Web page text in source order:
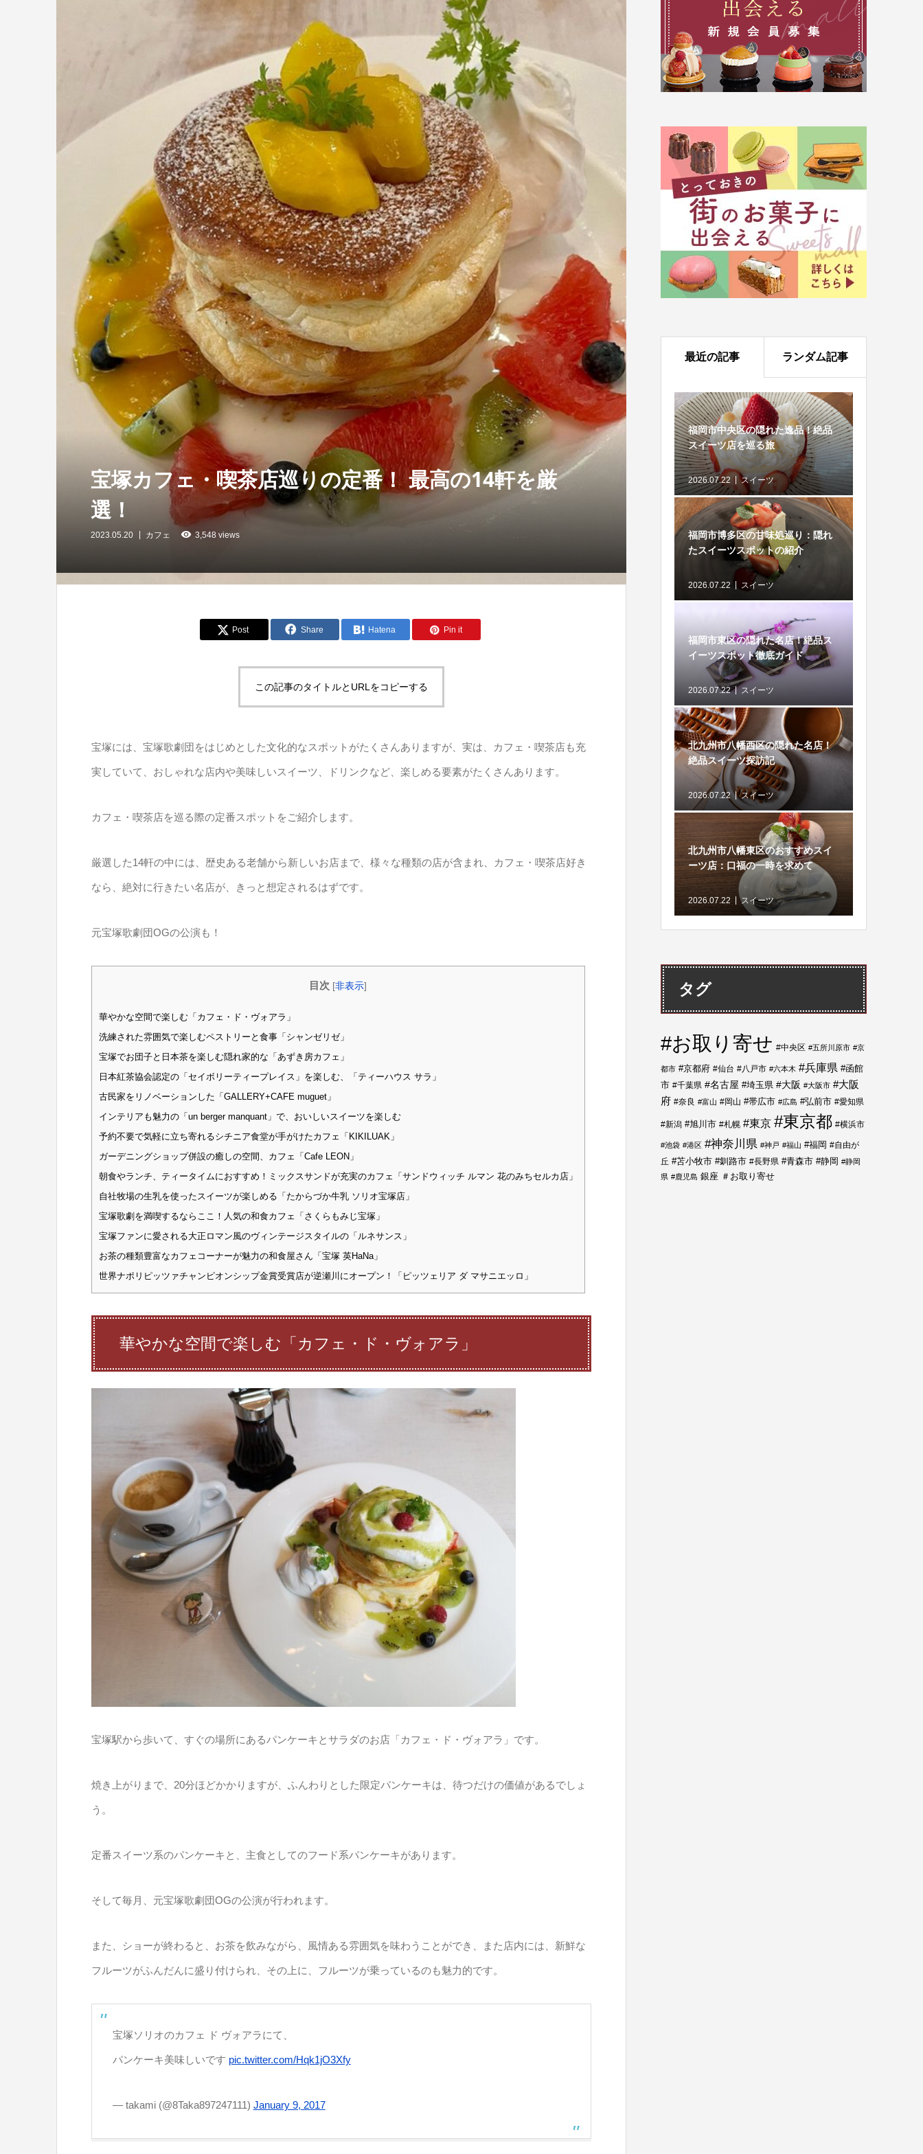
宝塚カフェ・喫茶店巡りの定番！ 最高の14軒を厳
選！
2023.05.20 カフェ 3,548 views
Post Share Hatena Pin it
この記事のタイトルとURLをコピーする
宝塚には、宝塚歌劇団をはじめとした文化的なスポットがたくさんありますが、実は、カフェ・喫茶店も充
実していて、おしゃれな店内や美味しいスイーツ、ドリンクなど、楽しめる要素がたくさんあります。
カフェ・喫茶店を巡る際の定番スポットをご紹介します。
厳選した14軒の中には、歴史ある老舗から新しいお店まで、様々な種類の店が含まれ、カフェ・喫茶店好き
なら、絶対に行きたい名店が、きっと想定されるはずです。
元宝塚歌劇団OGの公演も！
目次 [非表示]
華やかな空間で楽しむ「カフェ・ド・ヴォアラ」
洗練された雰囲気で楽しむペストリーと食事「シャンゼリゼ」
宝塚でお団子と日本茶を楽しむ隠れ家的な「あずき房カフェ」
日本紅茶協会認定の「セイボリーティープレイス」を楽しむ、「ティーハウス サラ」
古民家をリノベーションした「GALLERY+CAFE muguet」
インテリアも魅力の「un berger manquant」で、おいしいスイーツを楽しむ
予約不要で気軽に立ち寄れるシチニア食堂が手がけたカフェ「KIKILUAK」
ガーデニングショップ併設の癒しの空間、カフェ「Cafe LEON」
朝食やランチ、ティータイムにおすすめ！ミックスサンドが充実のカフェ「サンドウィッチ ルマン 花のみちセルカ店」
自社牧場の生乳を使ったスイーツが楽しめる「たからづか牛乳 ソリオ宝塚店」
宝塚歌劇を満喫するならここ！人気の和食カフェ「さくらもみじ宝塚」
宝塚ファンに愛される大正ロマン風のヴィンテージスタイルの「ルネサンス」
お茶の種類豊富なカフェコーナーが魅力の和食屋さん「宝塚 英HaNa」
世界ナポリピッツァチャンピオンシップ金賞受賞店が逆瀬川にオープン！「ピッツェリア ダ マサニエッロ」
華やかな空間で楽しむ「カフェ・ド・ヴォアラ」
宝塚駅から歩いて、すぐの場所にあるパンケーキとサラダのお店「カフェ・ド・ヴォアラ」です。
焼き上がりまで、20分ほどかかりますが、ふんわりとした限定パンケーキは、待つだけの価値があるでしょ
う。
定番スイーツ系のパンケーキと、主食としてのフード系パンケーキがあります。
そして毎月、元宝塚歌劇団OGの公演が行われます。
また、ショーが終わると、お茶を飲みながら、風情ある雰囲気を味わうことができ、また店内には、新鮮な
フルーツがふんだんに盛り付けられ、その上に、フルーツが乗っているのも魅力的です。
宝塚ソリオのカフェ ド ヴォアラにて、
パンケーキ美味しいです pic.twitter.com/Hqk1jO3Xfy
— takami (@8Taka897247111) January 9, 2017
最近の記事 ランダム記事
福岡市中央区の隠れた逸品！絶品
スイーツ店を巡る旅
2026.07.22 スイーツ
福岡市博多区の甘味処巡り：隠れ
たスイーツスポットの紹介
2026.07.22 スイーツ
福岡市東区の隠れた名店！絶品ス
イーツスポット徹底ガイド
2026.07.22 スイーツ
北九州市八幡西区の隠れた名店！
絶品スイーツ探訪記
2026.07.22 スイーツ
北九州市八幡東区のおすすめスイ
ーツ店：口福の一時を求めて
2026.07.22 スイーツ
タグ
#お取り寄せ #中央区 #五所川原市 #京
都市 #京都府 #仙台 #八戸市 #六本木 #兵庫県 #函館
市 #千葉県 #名古屋 #埼玉県 #大阪 #大阪市 #大阪
府 #奈良 #富山 #岡山 #帯広市 #広島 #弘前市 #愛知県
#新潟 #旭川市 #札幌 #東京 #東京都 #横浜市
#池袋 #港区 #神奈川県 #神戸 #福山 #福岡 #自由が
丘 #苫小牧市 #釧路市 #長野県 #青森市 #静岡 #静岡
県 #鹿児島 銀座 ＃お取り寄せ